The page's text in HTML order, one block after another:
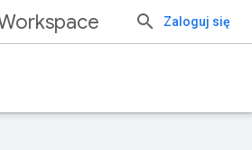
Zaloguj się